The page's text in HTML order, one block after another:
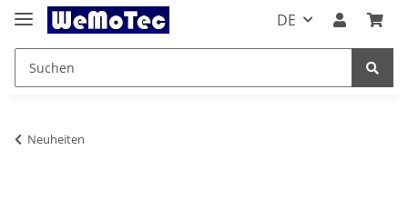
DE
Neuheiten